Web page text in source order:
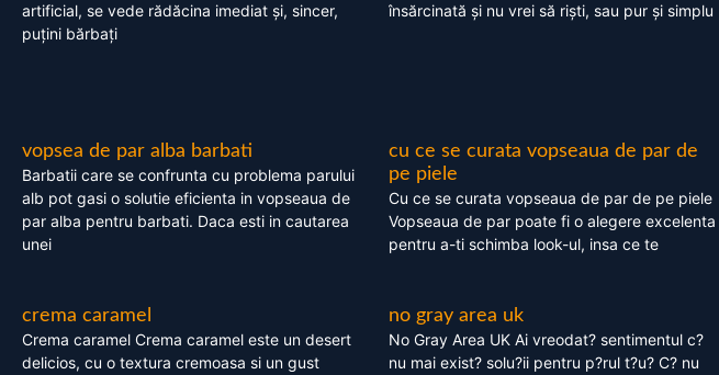
artificial, se vede rădăcina imediat și, sincer,
puțini bărbați
însărcinată și nu vrei să riști, sau pur și simplu
vopsea de par alba barbati
Barbatii care se confrunta cu problema parului
alb pot gasi o solutie eficienta in vopseaua de
par alba pentru barbati. Daca esti in cautarea
unei
cu ce se curata vopseaua de par de
pe piele
Cu ce se curata vopseaua de par de pe piele
Vopseaua de par poate fi o alegere excelenta
pentru a-ti schimba look-ul, insa ce te
crema caramel
Crema caramel Crema caramel este un desert
delicios, cu o textura cremoasa si un gust
no gray area uk
No Gray Area UK Ai vreodat? sentimentul c?
nu mai exist? solu?ii pentru p?rul t?u? C? nu